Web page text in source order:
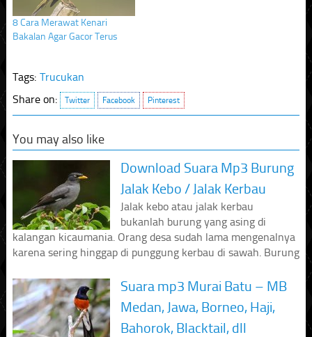
8 Cara Merawat Kenari
Bakalan Agar Gacor Terus
Tags: Trucukan
Share on:
Twitter Facebook Pinterest
You may also like
Download Suara Mp3 Burung
Jalak Kebo / Jalak Kerbau
Jalak kebo atau jalak kerbau
bukanlah burung yang asing di
kalangan kicaumania. Orang desa sudah lama mengenalnya
karena sering hinggap di punggung kerbau di sawah. Burung
Suara mp3 Murai Batu – MB
Medan, Jawa, Borneo, Haji,
Bahorok, Blacktail, dll